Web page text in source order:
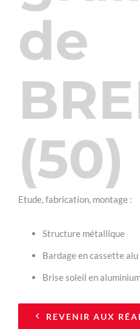
de
(50)
Etude, fabrication, montage :
Structure métallique
Bardage en cassette
Brise soleil en
REVENIR AUX